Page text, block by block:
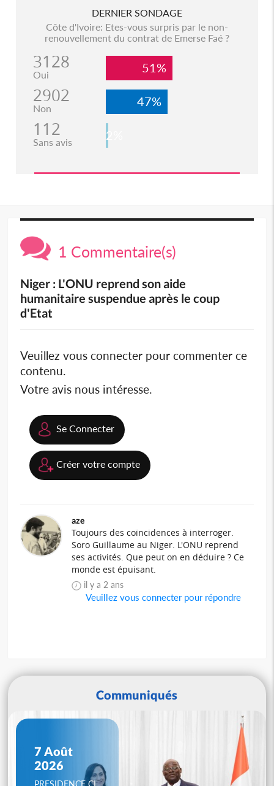
DERNIER SONDAGE
Côte d'Ivoire: Etes-vous surpris par le non-
renouvellement du contrat de Emerse Faé ?
3128
Oui 51%
2902
Non 47%
112
Sans avis 2%
1 Commentaire(s)
Niger : L'ONU reprend son aide
humanitaire suspendue après le coup
d'Etat
Veuillez vous connecter pour commenter ce
contenu.
Votre avis nous intéresse.
Se Connecter
Créer votre compte
aze
Toujours des coïncidences à interroger.
Soro Guillaume au Niger. L'ONU reprend
ses activités. Que peut on en déduire ? Ce
monde est épuisant.
il y a 2 ans
Veuillez vous connecter pour répondre
Communiqués
7 Août
2026
PRESIDENCE CI